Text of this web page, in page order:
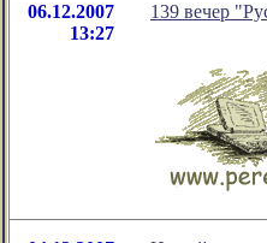
06.12.2007
13:27
139 вечер